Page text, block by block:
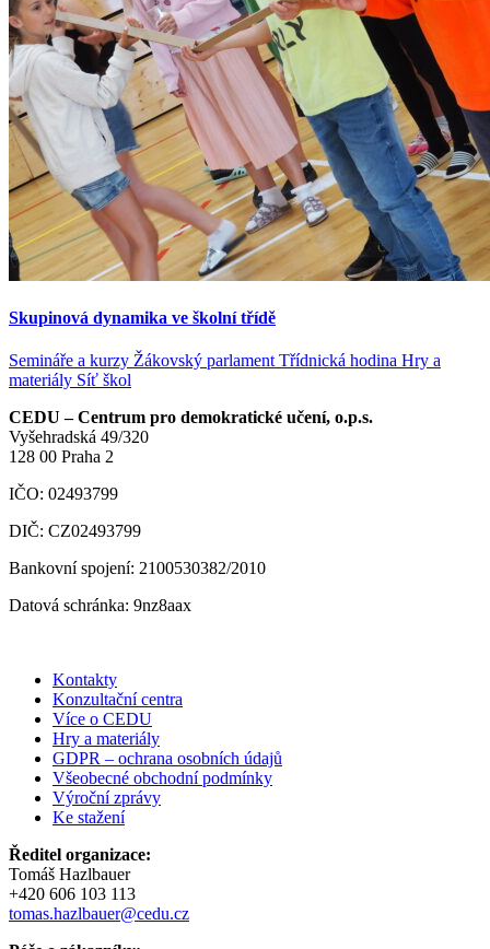
Skupinová dynamika ve školní třídě
Semináře a kurzy Žákovský parlamentTřídnická hodina Hry a
materiály Síť škol
CEDU – Centrum pro demokratické učení, o.p.s.
Vyšehradská 49/320
128 00 Praha 2
IČO: 02493799
DIČ: CZ02493799
Bankovní spojení: 2100530382/2010
Datová schránka: 9nz8aax
Kontakty
Konzultační centra
Více o CEDU
Hry a materiály
GDPR – ochrana osobních údajů
Všeobecné obchodní podmínky
Výroční zprávy
Ke stažení
Ředitel organizace:
Tomáš Hazlbauer
+420 606 103 113
tomas.hazlbauer@cedu.cz